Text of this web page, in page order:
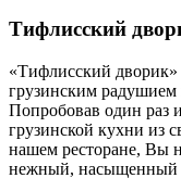
Тифлисский
«Тифлисский дворик»
грузинским радушием
Попробовав один раз
грузинской кухни из
нашем ресторане, Вы
нежный, насыщенный